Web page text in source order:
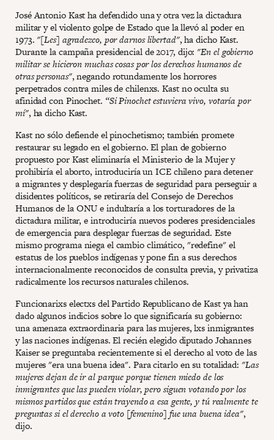
José Antonio Kast ha defendido una y otra vez la dictadura
militar y el violento golpe de Estado que la llevó al poder en
1973."[Les] agradezco, por darnos libertad", ha dicho Kast.
Durante la campaña presidencial de 2017, dijo:"En el gobierno
militar se hicieron muchas cosas por los derechos humanos de
otras personas", negando rotundamente los horrores
perpetrados contra miles de chilenxs. Kast no oculta su
afinidad con Pinochet. “Si Pinochet estuviera vivo, votaría por
mí", ha dicho Kast.
Kast no sólo defiende el pinochetismo; también promete
restaurar su legado en el gobierno. El plan de gobierno
propuesto por Kast eliminaría el Ministerio de la Mujer y
prohibiría el aborto, introduciría un ICE chileno para detener
a migrantes y desplegaría fuerzas de seguridad para perseguir a
disidentes políticos, se retiraría del Consejo de Derechos
Humanos de la ONU e indultaría a los torturadores de la
dictadura militar, e introduciría nuevos poderes presidenciales
de emergencia para desplegar fuerzas de seguridad. Este
mismo programa niega el cambio climático, "redefine" el
estatus de los pueblos indígenas y pone fin a sus derechos
internacionalmente reconocidos de consulta previa, y privatiza
radicalmente los recursos naturales chilenos.
Funcionarixs electxs del Partido Republicano de Kast ya han
dado algunos indicios sobre lo que significaría su gobierno:
una amenaza extraordinaria para las mujeres, lxs inmigrantes
y las naciones indígenas. El recién elegido diputado Johannes
Kaiser se preguntaba recientemente si el derecho al voto de las
mujeres "era una buena idea". Para citarlo en su totalidad: "Las
mujeres dejan de ir al parque porque tienen miedo de los
inmigrantes que las pueden violar, pero siguen votando por los
mismos partidos que están trayendo a esa gente, y tú realmente te
preguntas si el derecho a voto [femenino] fue una buena idea",
dijo.